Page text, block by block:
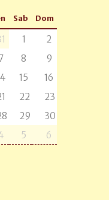
Sab Dom
1
2
8
9
15
16
22
23
29
30
5 6